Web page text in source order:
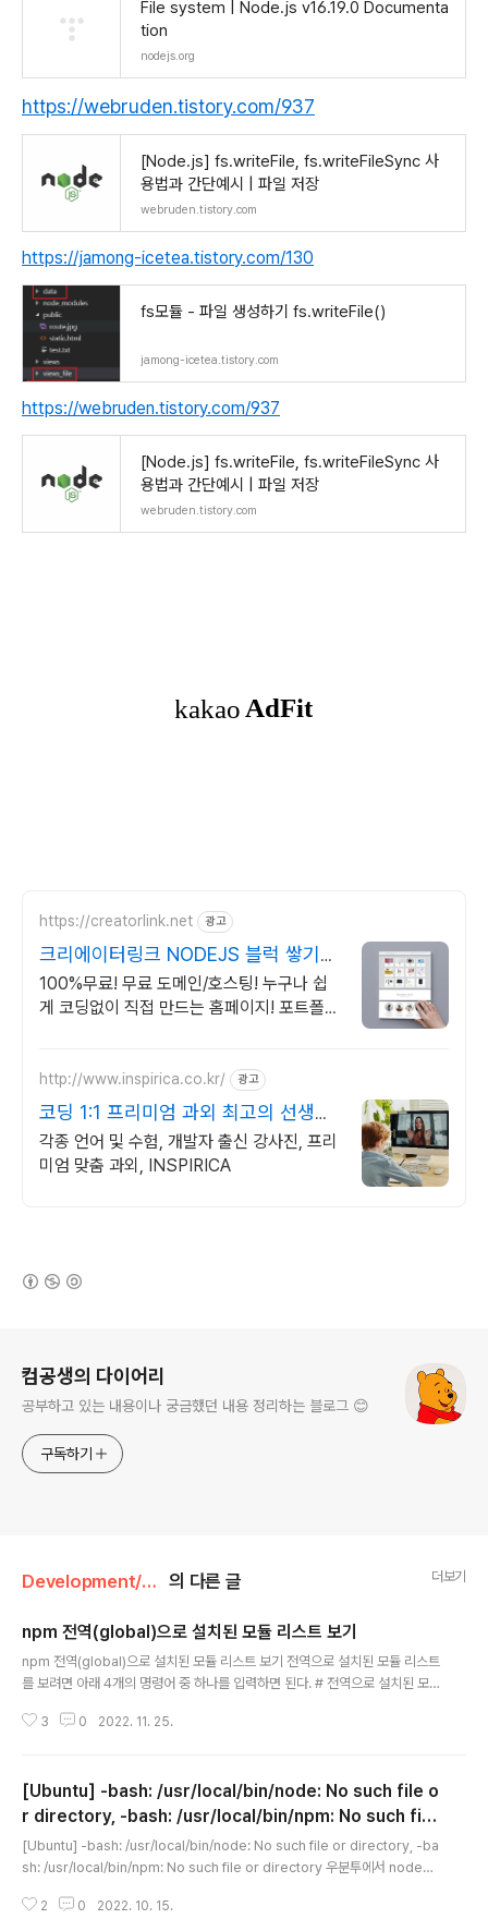
File system | Node.js v16.19.0 Documenta
tion
nodejs.org
https://webruden.tistory.com/937
[Node.js] fs.writeFile, fs.writeFileSync 사
용법과 간단예시 | 파일 저장
webruden.tistory.com
https://jamong-icetea.tistory.com/130
fs모듈 - 파일 생성하기 fs.writeFile()
jamong-icetea.tistory.com
https://webruden.tistory.com/937
[Node.js] fs.writeFile, fs.writeFileSync 사
용법과 간단예시 | 파일 저장
webruden.tistory.com
https://creatorlink.net 광고
크리에이터링크 NODEJS 블럭 쌓기로
만드는 홈페이지
100%무료! 무료 도메인/호스팅! 누구나 쉽
게 코딩없이 직접 만드는 홈페이지! 포트폴리
http://www.inspirica.co.kr/ 광고
코딩 1:1 프리미엄 과외 최고의 선생님
들과 함께
각종 언어 및 수험, 개발자 출신 강사진, 프리
미엄 맞춤 과외, INSPIRICA
컴공생의 다이어리
공부하고 있는 내용이나 궁금했던 내용 정리하는 블로그 😊
구독하기
Development/Node.js & JavaScript 의 다른 글 더보기
npm 전역(global)으로 설치된 모듈 리스트 보기
npm 전역(global)으로 설치된 모듈 리스트 보기 전역으로 설치된 모듈 리스트
를 보려면 아래 4개의 명령어 중 하나를 입력하면 된다. # 전역으로 설치된 모
지만 위와 같이 명령어를 입력하면 설치된 항목의 하위 dependency까지 모
s://zetawiki.com/wiki/Npm_%EC%84%A4%EC%B9%98%EB%9
0%9C_%EC%A0%84%EC%97%AD%EB%AA%A8%EB%93%88
3 0 2022. 11. 25.
[Ubuntu] -bash: /usr/local/bin/node: No such file o
r directory, -bash: /usr/local/bin/npm: No such file
or directory
[Ubuntu] -bash: /usr/local/bin/node: No such file or directory, -ba
sh: /usr/local/bin/npm: No such file or directory 우분투에서 node와
어를 입력해보니 -bash: /usr/local/bin/{node 혹은 npm}: No such file
2 0 2022. 10. 15.